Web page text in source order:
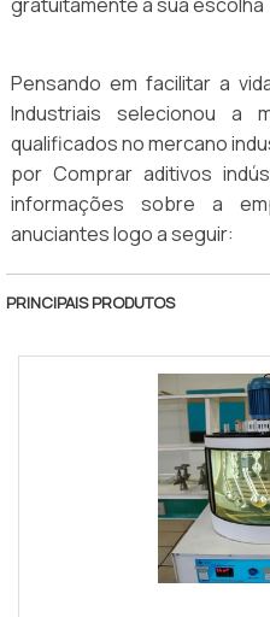
gratuitamente a sua escolha
Pensando em facilitar a
Industriais selecionou a
qualificados no mercano
por Comprar aditivos
informações sobre a
anuciantes logo a seguir:
PRINCIPAIS PRODUTOS